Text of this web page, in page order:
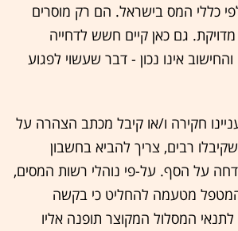
כללי המס בישראל. הם רק מוסרים
גם כאן קיים חשש לדחייה
אינו נכון - דבר שעשוי לפגוע
חקירה ו/או קיבל מכתב הצהרה על
רבים, צריך להביא בחשבון
על הסף. על-פי נוהלי רשות המסים,
מטעמה להחליט כי בקשה
המסלול המקוצר תופנה אליו